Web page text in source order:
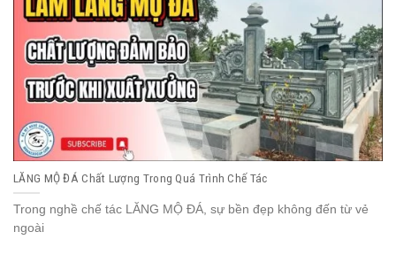
LĂNG MỘ ĐÁ Chất Lượng Trong Quá Trình Chế Tác
Trong nghề chế tác LĂNG MỘ ĐÁ, sự bền đẹp không đến từ vẻ
ngoài